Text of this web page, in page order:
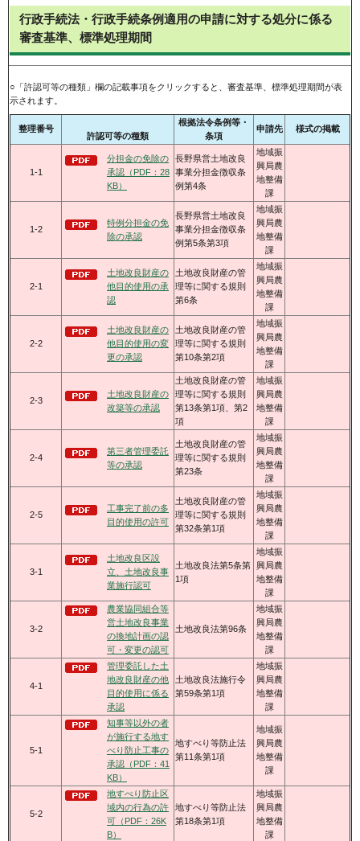
行政手続法・行政手続条例適用の申請に対する処分に係る
審査基準、標準処理期間
○「許認可等の種類」欄の記載事項をクリックすると、審査基準、標準処理期間が表
示されます。
整理番号
許認可等の種類
根拠法令条例等・
条項
申請先 様式の掲載
1-1
分担金の免除の
承認（PDF：28
KB）
長野県営土地改良
事業分担金徴収条
例第4条
地域振
興局農
地整備
課
1-2
特例分担金の免
除の承認
長野県営土地改良
事業分担金徴収条
例第5条第3項
地域振
興局農
地整備
課
2-1
土地改良財産の
他目的使用の承
認
土地改良財産の管
理等に関する規則
第6条
地域振
興局農
地整備
課
2-2
土地改良財産の
他目的使用の変
更の承認
土地改良財産の管
理等に関する規則
第10条第2項
地域振
興局農
地整備
課
2-3
土地改良財産の
改築等の承認
土地改良財産の管
理等に関する規則
第13条第1項、第2
項
地域振
興局農
地整備
課
2-4
第三者管理委託
等の承認
土地改良財産の管
理等に関する規則
第23条
地域振
興局農
地整備
課
2-5
工事完了前の多
目的使用の許可
土地改良財産の管
理等に関する規則
第32条第1項
地域振
興局農
地整備
課
3-1
土地改良区設
立、土地改良事
業施行認可
土地改良法第5条第
1項
地域振
興局農
地整備
課
3-2
農業協同組合等
営土地改良事業
の換地計画の認
可・変更の認可
土地改良法第96条
地域振
興局農
地整備
課
4-1
管理委託した土
地改良財産の他
目的使用に係る
承認
土地改良法施行令
第59条第1項
地域振
興局農
地整備
課
5-1
知事等以外の者
が施行する地す
べり防止工事の
承認（PDF：41
KB）
地すべり等防止法
第11条第1項
地域振
興局農
地整備
課
5-2
地すべり防止区
域内の行為の許
可（PDF：26K
B）
地すべり等防止法
第18条第1項
地域振
興局農
地整備
課